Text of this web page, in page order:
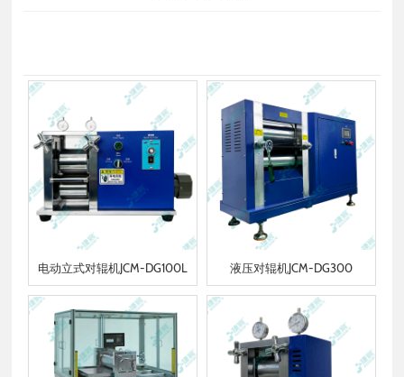
电动立式对辊机JCM-DG100L 液压对辊机JCM-DG300